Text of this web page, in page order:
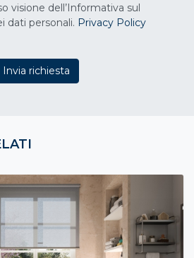
visione dell’Informativa sul
dati personali. Privacy Policy
Invia richiesta